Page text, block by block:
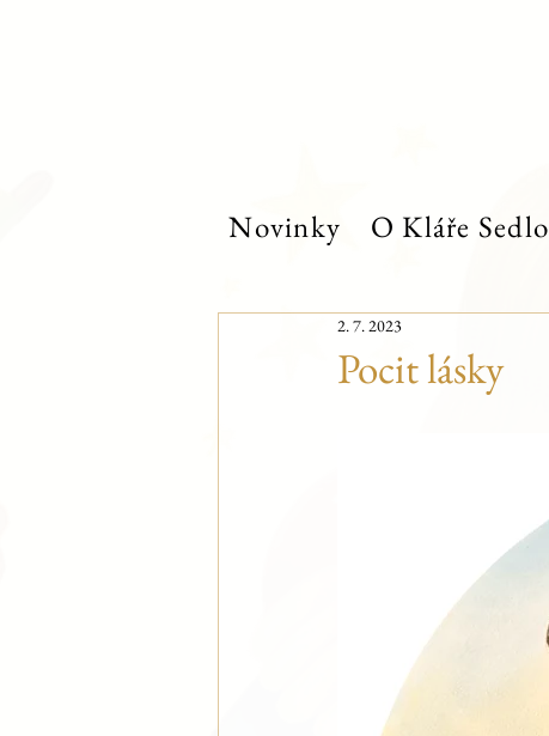
Novinky O Kláře Sedlo
Pocit lásky
2. 7. 2023